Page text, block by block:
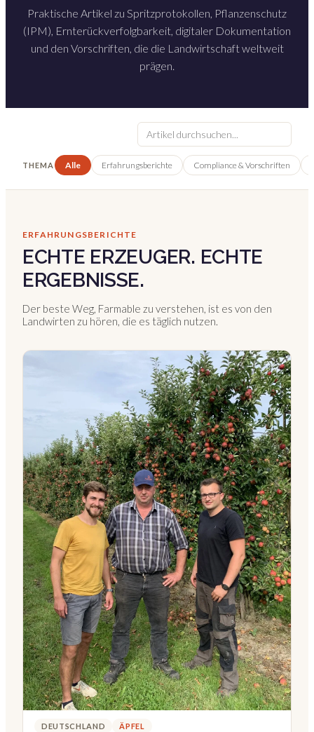
Praktische Artikel zu Spritzprotokollen, Pflanzenschutz
(IPM), Ernterückverfolgbarkeit, digitaler Dokumentation
und den Vorschriften, die die Landwirtschaft weltweit
prägen.
THEMA Alle Erfahrungsberichte Compliance & Vorschriften
ERFAHRUNGSBERICHTE
ECHTE ERZEUGER. ECHTE
ERGEBNISSE.
Der beste Weg, Farmable zu verstehen, ist es von den
Landwirten zu hören, die es täglich nutzen.
DEUTSCHLAND ÄPFEL